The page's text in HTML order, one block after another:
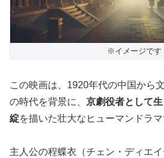
※イメージです
この映画は、1920年代の中国から
の時代を背景に、 京劇役者として
綻を描いた壮大なヒューマンドラマ
主人公の程蝶衣（チェン・ディエ